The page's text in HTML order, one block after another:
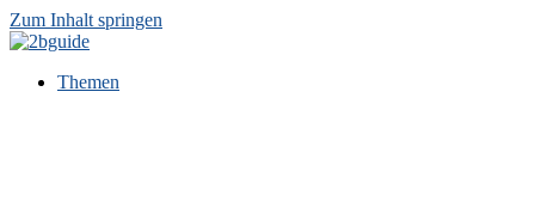
Zum Inhalt springen
Themen